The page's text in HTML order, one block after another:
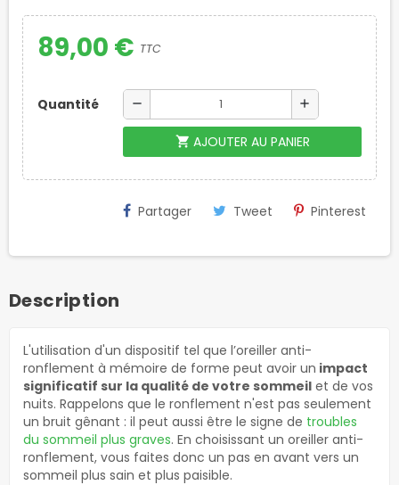
89,00 € TTC
Quantité remove add
shopping_cart AJOUTER AU PANIER
Partager Tweet Pinterest
Description
L'utilisation d'un dispositif tel que l’oreiller anti-
ronflement à mémoire de forme peut avoir un impact
significatif sur la qualité de votre sommeil et de vos
nuits. Rappelons que le ronflement n'est pas seulement
un bruit gênant : il peut aussi être le signe de troubles
du sommeil plus graves. En choisissant un oreiller anti-
ronflement, vous faites donc un pas en avant vers un
sommeil plus sain et plus paisible.